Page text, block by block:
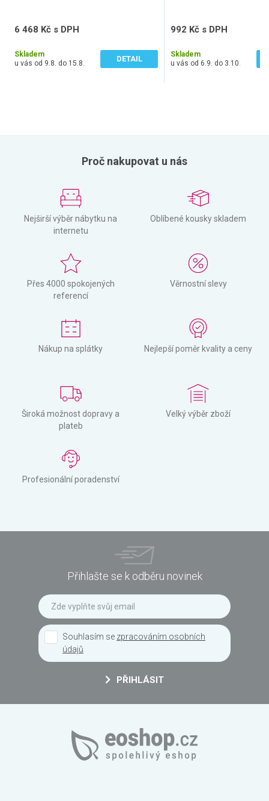
být přizpůsobivá a zároveň by neměla po čase slehnout. Přesně
z paměťové pěny, které byly vyráběny s ohledem na
anatomii lidské páteře.
6 468 Kč s DPH
Skladem
u vás od 9.8. do 15.8.
DETAIL
992 Kč s DPH
Skladem
u vás od 6.9. do 3.10.
Proč nakupovat u nás
Nejširší výběr nábytku na
internetu
Oblíbené kousky skladem
Přes 4000 spokojených
referencí
Věrnostní slevy
Nákup na splátky Nejlepší poměr kvality a ceny
Široká možnost dopravy a
plateb
Velký výběr zboží
Profesionální poradenství
Přihlašte se k odběru novinek
Souhlasím se zpracováním osobních
údajů
PŘIHLÁSIT